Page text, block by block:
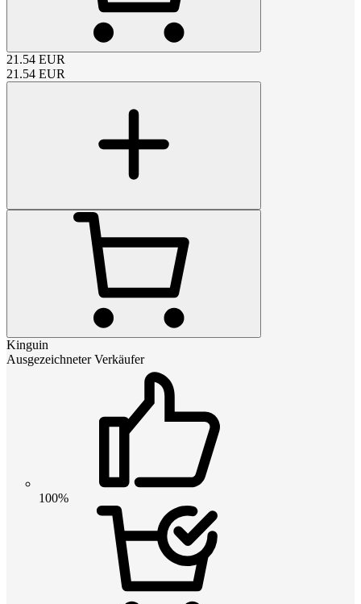
21.54 EUR
21.54 EUR
Kinguin
Ausgezeichneter Verkäufer
100%